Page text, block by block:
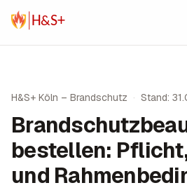
Zum Inhalt springen
H&S+ Köln – Brandschutz · Stand:
bestellen:
und